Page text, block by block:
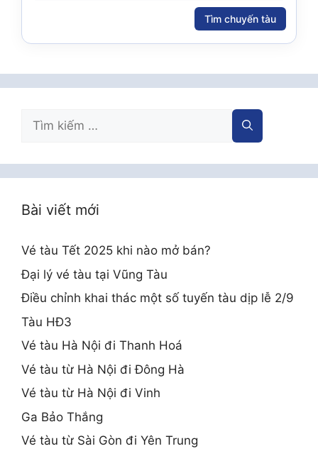
Tìm chuyến tàu
Tìm
Bài viết mới
Vé tàu Tết 2025 khi nào mở bán?
Đại lý vé tàu tại Vũng Tàu
Điều chỉnh khai thác một số tuyến tàu dịp lễ 2/9
Tàu HĐ3
Vé tàu Hà Nội đi Thanh Hoá
Vé tàu từ Hà Nội đi Đông Hà
Vé tàu từ Hà Nội đi Vinh
Ga Bảo Thắng
Vé tàu từ Sài Gòn đi Yên Trung